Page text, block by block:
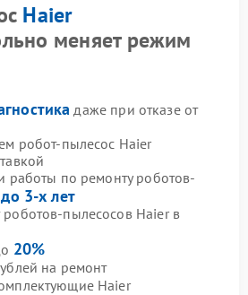
Haier
меняет режим
даже при отказе от
робот-пылесос Haier
работы по ремонту роботов-
до 3-х лет
пылесосов Haier в
20%
на ремонт
Haier